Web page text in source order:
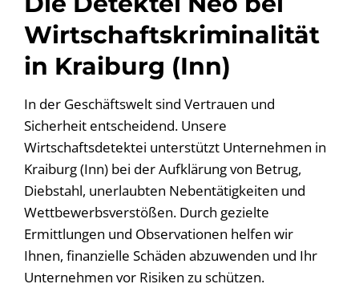
Wirtschaftskriminalität
in Kraiburg (Inn)
In der Geschäftswelt sind Vertrauen und
Sicherheit entscheidend. Unsere
Wirtschaftsdetektei unterstützt Unternehmen in
Kraiburg (Inn) bei der Aufklärung von Betrug,
Diebstahl, unerlaubten Nebentätigkeiten und
Wettbewerbsverstößen. Durch gezielte
Ermittlungen und Observationen helfen wir
Ihnen, finanzielle Schäden abzuwenden und Ihr
Unternehmen vor Risiken zu schützen.